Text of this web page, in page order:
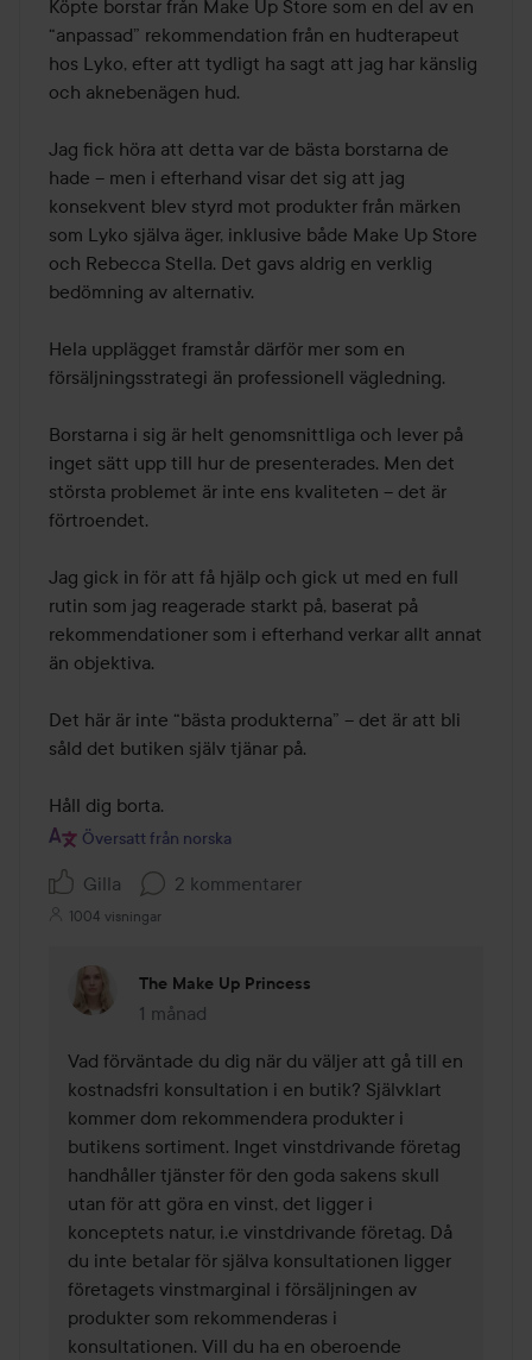
5
Köpte borstar från Make Up Store som en del av en
“anpassad” rekommendation från en hudterapeut
hos Lyko, efter att tydligt ha sagt att jag har känslig
och aknebenägen hud.
Jag fick höra att detta var de bästa borstarna de
hade – men i efterhand visar det sig att jag
konsekvent blev styrd mot produkter från märken
som Lyko själva äger, inklusive både Make Up Store
och Rebecca Stella. Det gavs aldrig en verklig
bedömning av alternativ.
Hela upplägget framstår därför mer som en
försäljningsstrategi än professionell vägledning.
Borstarna i sig är helt genomsnittliga och lever på
inget sätt upp till hur de presenterades. Men det
största problemet är inte ens kvaliteten – det är
förtroendet.
Jag gick in för att få hjälp och gick ut med en full
rutin som jag reagerade starkt på, baserat på
rekommendationer som i efterhand verkar allt annat
än objektiva.
Det här är inte “bästa produkterna” – det är att bli
såld det butiken själv tjänar på.
Håll dig borta.
Översatt från norska
Gilla 2 kommentarer
1004 visningar
The Make Up Princess
1 månad
Kommentaren lades 1 månad
Vad förväntade du dig när du väljer att gå till en
kostnadsfri konsultation i en butik? Självklart
kommer dom rekommendera produkter i
butikens sortiment. Inget vinstdrivande företag
handhåller tjänster för den goda sakens skull
utan för att göra en vinst, det ligger i
konceptets natur, i.e vinstdrivande företag. Då
du inte betalar för själva konsultationen ligger
företagets vinstmarginal i försäljningen av
produkter som rekommenderas i
konsultationen. Vill du ha en oberoende